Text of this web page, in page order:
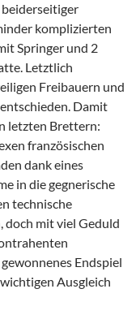
beiderseitiger
komplizierten
Springer und 2
Letztlich
Freibauern und
Damit
letzten Brettern:
französischen
dank eines
in die gegnerische
technische
doch mit viel Geduld
Endspiel
Ausgleich